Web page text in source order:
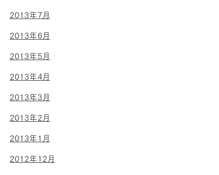
2013年7月
2013年6月
2013年5月
2013年4月
2013年3月
2013年2月
2013年1月
2012年12月